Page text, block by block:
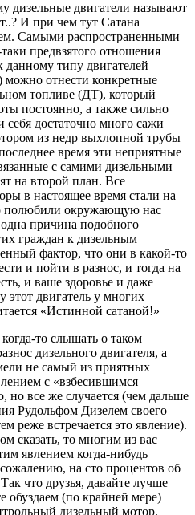
дизельные двигатели называют
И при чем тут Сатана
Самыми распространенными
предвзятого отношения
данному типу двигателей
отнести конкретные
топливе (ДТ), который
постоянно, а также сильно
себя достаточно много сажи
из недр выхлопной трубы
время эти неприятные
с самими дизельными
на второй план. Все
в настоящее время стали на
полюбили окружающую нас
причина подобного
граждан к дизельным
фактор, что они в какой-то
и пойти в разнос, и тогда на
и ваше здоровье и даже
этот двигатель у многих
«Истинной сатаной!»
то слышать о таком
дизельного двигателя, а
не самый из приятных
с «взбесившимся
но все же случается (чем дальше
Рудольфом Дизелем своего
реже встречается это явление).
сказать, то многим из вас
явлением когда-нибудь
на сто процентов об
что друзья, давайте лучше
обуздаем (по крайней мере)
дизельный мотор.